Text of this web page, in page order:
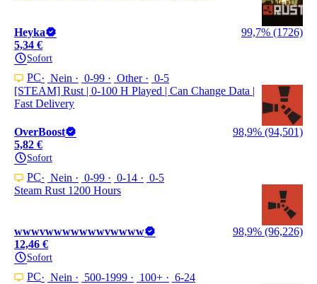
Heyka
99,7% (1726)
5,34 €
Sofort
PC Nein 0-99 Other
0-5
[STEAM] Rust | 0-100 H Played | Can Change Data |
Fast Delivery
OverBoost
98,9% (94,501)
5,82 €
Sofort
PC Nein 0-99 0-14
0-5
Steam Rust 1200 Hours
wwwvwwwwwwwvwwww
98,9% (96,226)
12,46 €
Sofort
PC Nein 500-1999 100+
6-24